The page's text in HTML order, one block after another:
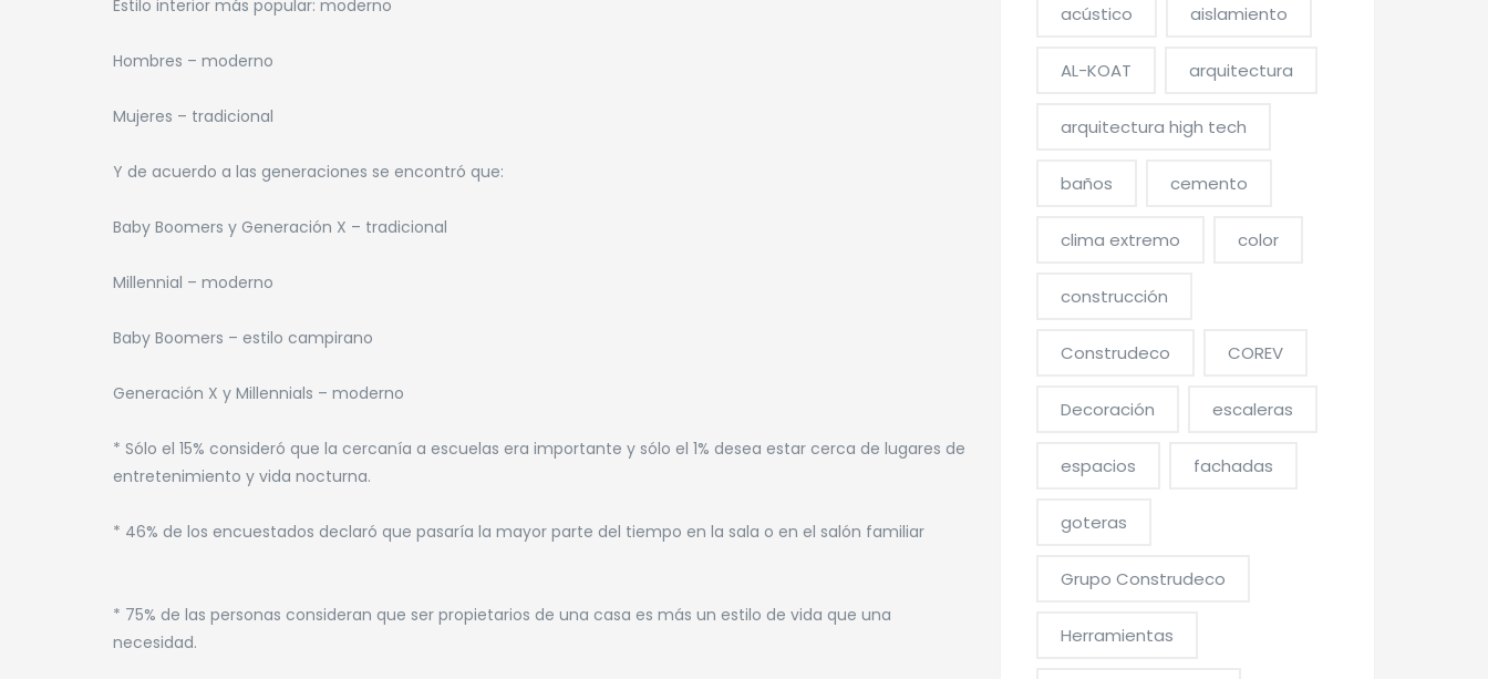
Estilo interior más popular: moderno
Hombres – moderno
Mujeres – tradicional
Y de acuerdo a las generaciones se encontró que:
Baby Boomers y Generación X – tradicional
Millennial – moderno
Baby Boomers – estilo campirano
Generación X y Millennials – moderno
* Sólo el 15% consideró que la cercanía a escuelas era importante y sólo el 1% desea estar cerca de lugares de
entretenimiento y vida nocturna.
* 46% de los encuestados declaró que pasaría la mayor parte del tiempo en la sala o en el salón familiar
* 75% de las personas consideran que ser propietarios de una casa es más un estilo de vida que una
necesidad.
acústico aislamiento
AL-KOAT arquitectura
arquitectura high tech
baños cemento
clima extremo color
construcción
Construdeco COREV
Decoración escaleras
espacios fachadas
goteras
Grupo Construdeco
Herramientas